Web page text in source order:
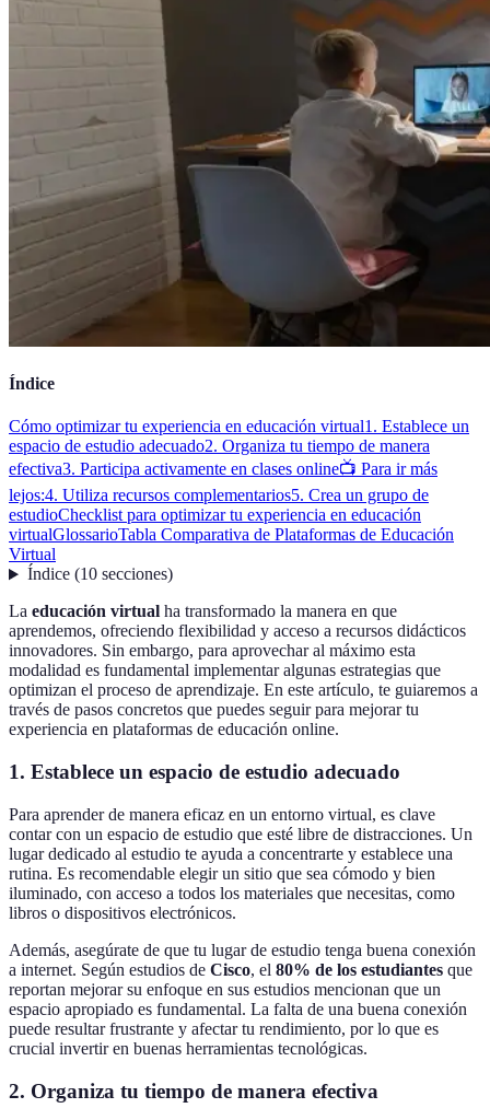
Índice
Cómo optimizar tu experiencia en educación virtual1. Establece un
espacio de estudio adecuado2. Organiza tu tiempo de manera
efectiva3. Participa activamente en clases online📺 Para ir más
lejos:4. Utiliza recursos complementarios5. Crea un grupo de
estudioChecklist para optimizar tu experiencia en educación
virtualGlossarioTabla Comparativa de Plataformas de Educación
Virtual
Índice(10 secciones)
La educación virtual ha transformado la manera en que
aprendemos, ofreciendo flexibilidad y acceso a recursos didácticos
innovadores. Sin embargo, para aprovechar al máximo esta
modalidad es fundamental implementar algunas estrategias que
optimizan el proceso de aprendizaje. En este artículo, te guiaremos a
través de pasos concretos que puedes seguir para mejorar tu
experiencia en plataformas de educación online.
1. Establece un espacio de estudio adecuado
Para aprender de manera eficaz en un entorno virtual, es clave
contar con un espacio de estudio que esté libre de distracciones. Un
lugar dedicado al estudio te ayuda a concentrarte y establece una
rutina. Es recomendable elegir un sitio que sea cómodo y bien
iluminado, con acceso a todos los materiales que necesitas, como
libros o dispositivos electrónicos.
Además, asegúrate de que tu lugar de estudio tenga buena conexión
a internet. Según estudios de Cisco, el 80% de los estudiantes que
reportan mejorar su enfoque en sus estudios mencionan que un
espacio apropiado es fundamental. La falta de una buena conexión
puede resultar frustrante y afectar tu rendimiento, por lo que es
crucial invertir en buenas herramientas tecnológicas.
2. Organiza tu tiempo de manera efectiva